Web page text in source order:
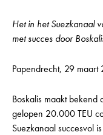
Het in het Suezkanaal
met succes door
Papendrecht, 29 maart
Boskalis maakt
gelopen 20.000 TEU
Suezkanaal succesvol